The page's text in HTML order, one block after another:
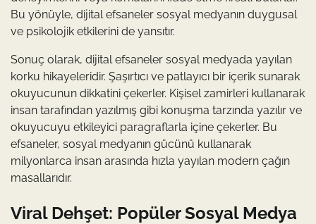
Bu yönüyle, dijital efsaneler sosyal medyanın duygusal
ve psikolojik etkilerini de yansıtır.
Sonuç olarak, dijital efsaneler sosyal medyada yayılan
korku hikayeleridir. Şaşırtıcı ve patlayıcı bir içerik sunarak
okuyucunun dikkatini çekerler. Kişisel zamirleri kullanarak
insan tarafından yazılmış gibi konuşma tarzında yazılır ve
okuyucuyu etkileyici paragraflarla içine çekerler. Bu
efsaneler, sosyal medyanın gücünü kullanarak
milyonlarca insan arasında hızla yayılan modern çağın
masallarıdır.
Viral Dehşet: Popüler Sosyal Medya